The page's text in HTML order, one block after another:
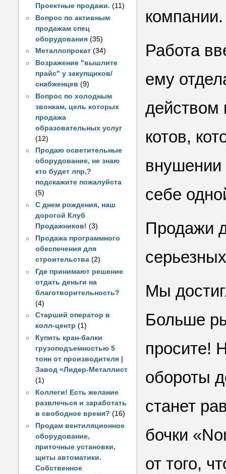
Проектные продажи. (11)
Вопрос по активным
продажам спец
оборудования (35)
Металлопрокат (34)
Возражение "вышлите
прайс" у закупщиков/
снабженцев (9)
Вопрос по холодным
звонкам, цель которых
продажа
образовательных услуг
(12)
Продаю осветительные
оборудование, не знаю
кто будет лпр,?
подскажите пожалуйста
(5)
С днем рождения, наш
дорогой Клуб
Продажников! (3)
Продажа программного
обеспечения для
строительства (2)
Где принимают решение
отдать деньги на
благотворительность?
(4)
Старший оператор в
колл-центр (1)
Купить кран-балки
грузоподъемностью 5
тонн от производителя |
Завод «Лидер-Металлист
(1)
Коллеги! Есть желание
развлечься и заработать
в свободное время? (16)
Продам вентиляционное
оборудование,
приточные установки,
щиты автоматики.
Собственное
компании.
Работа
ему
действом
котов,
себе
Продажи
Мы
Больше
просите!
обороты
станет
бочки
от того,